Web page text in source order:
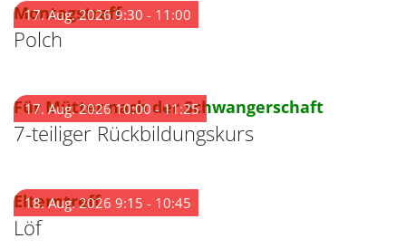
Montagstreff:
Polch
17. Aug. 2026 9:30 - 11:00
Für Mütter nach der Schwangerschaft:
7-teiliger Rückbildungskurs
17. Aug. 2026 10:00 - 11:25
Elterntreff:
Löf
18. Aug. 2026 9:15 - 10:45